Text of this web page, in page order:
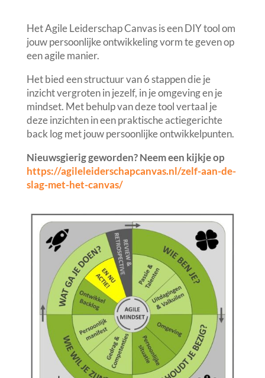
Het Agile Leiderschap Canvas is een DIY tool om
jouw persoonlijke ontwikkeling vorm te geven op
een agile manier.
Het bied een structuur van 6 stappen die je
inzicht vergroten in jezelf, in je omgeving en je
mindset. Met behulp van deze tool vertaal je
deze inzichten in een praktische actiegerichte
back log met jouw persoonlijke ontwikkelpunten.
Nieuwsgierig geworden? Neem een kijkje op
https://agileleiderschapcanvas.nl/zelf-aan-de-
slag-met-het-canvas/